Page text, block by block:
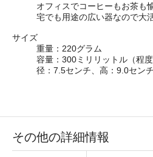
オフィスでコーヒーもお茶も
宅でも用途の広い器なので大
サイズ
重量：220グラム
容量：300ミリリットル （程度
径：7.5センチ、高：9.0センチ
その他の詳細情報